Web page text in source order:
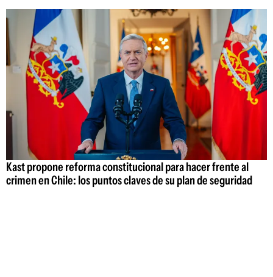
Kast propone reforma constitucional para hacer frente al
crimen en Chile: los puntos claves de su plan de seguridad